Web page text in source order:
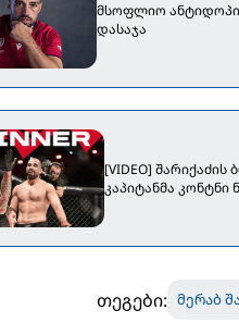
მსოფლიო
დასაჯა
[VIDEO]
კაპიტანმა კონტნი
თეგები: მერაბ